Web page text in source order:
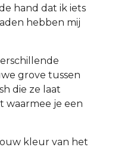
hand dat ik iets
hebben mij
grove tussen
die ze laat
waarmee je een
kleur van het